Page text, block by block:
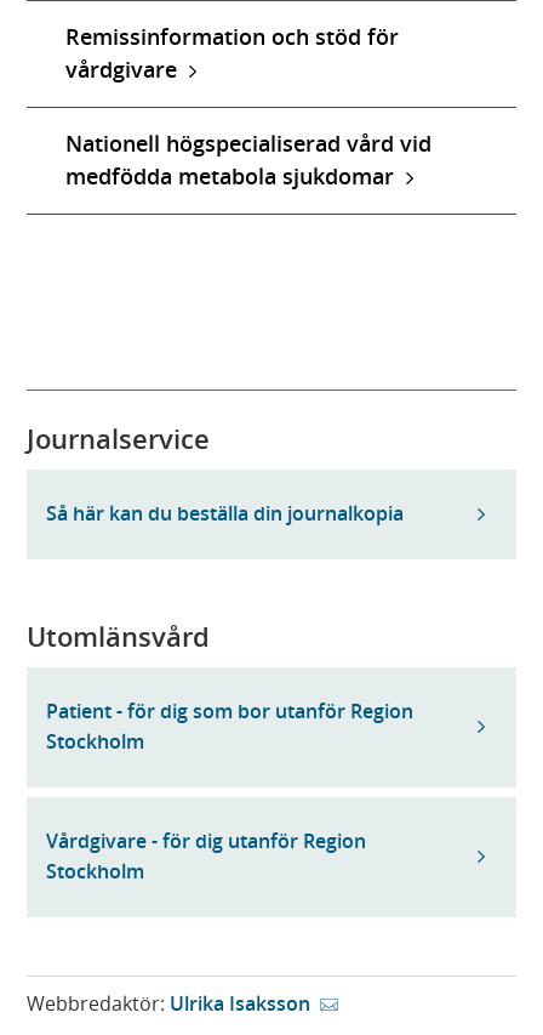
Remissinformation och stöd för
vårdgivare
Nationell högspecialiserad vård vid
medfödda metabola sjukdomar
Journalservice
Så här kan du beställa din journalkopia
Utomlänsvård
Patient - för dig som bor utanför Region
Stockholm
Vårdgivare - för dig utanför Region
Stockholm
Webbredaktör: Ulrika Isaksson